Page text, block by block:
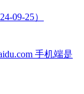
09-25）
手机端是